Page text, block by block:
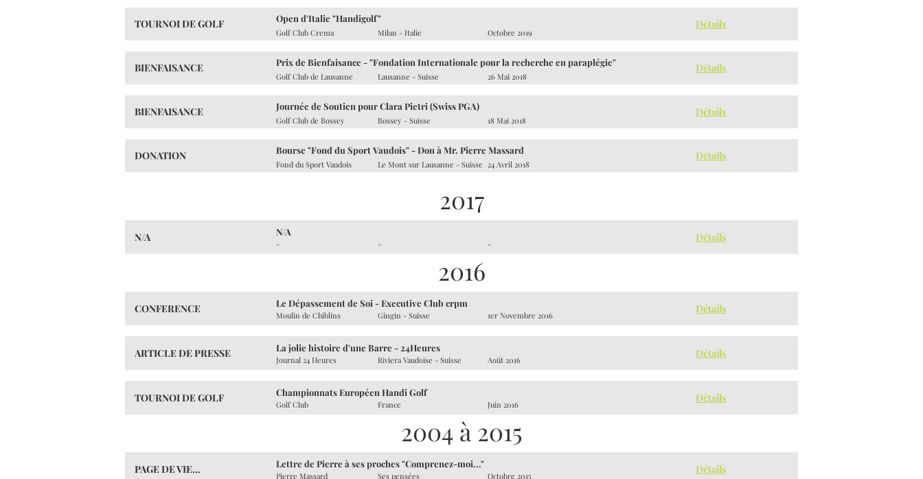
TOURNOI DE GOLF Open d'Italie "Handigolf"
Golf Club Crema Milan - Italie Octobre 2019
Détails
BIENFAISANCE Prix de Bienfaisance - "Fondation Internationale pour la recherche en paraplégie"
Golf Club de Lausanne Lausanne - Suisse 26 Mai 2018
Détails
BIENFAISANCE Journée de Soutien pour Clara Pietri (Swiss PGA)
Golf Club de Bossey Bossey - Suisse 18 Mai 2018
Détails
DONATION Bourse "Fond du Sport Vaudois" - Don à Mr. Pierre Massard
Fond du Sport Vaudois Le Mont sur Lausanne - Suisse 24 Avril 2018
Détails
2017
N/A N/A
- - -
Détails
2016
CONFERENCE Le Dépassement de Soi - Executive Club crpm
Moulin de Chiblins Gingin - Suisse 1er Novembre 2016
Détails
ARTICLE DE PRESSE La jolie histoire d'une Barre - 24Heures
Journal 24 Heures Riviera Vaudoise - Suisse Août 2016
Détails
TOURNOI DE GOLF Championnats Européen Handi Golf
Golf Club France Juin 2016
Détails
2004 à 2015
PAGE DE VIE... Lettre de Pierre à ses proches "Comprenez-moi..."
Pierre Massard Ses pensées Octobre 2015
Détails